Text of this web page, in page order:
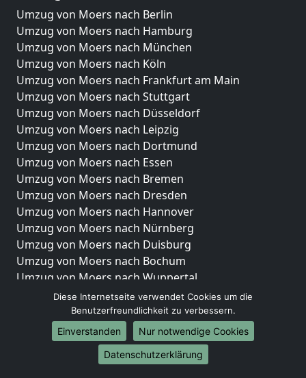
Umzug von Moers nach Berlin
Umzug von Moers nach Hamburg
Umzug von Moers nach München
Umzug von Moers nach Köln
Umzug von Moers nach Frankfurt am Main
Umzug von Moers nach Stuttgart
Umzug von Moers nach Düsseldorf
Umzug von Moers nach Leipzig
Umzug von Moers nach Dortmund
Umzug von Moers nach Essen
Umzug von Moers nach Bremen
Umzug von Moers nach Dresden
Umzug von Moers nach Hannover
Umzug von Moers nach Nürnberg
Umzug von Moers nach Duisburg
Umzug von Moers nach Bochum
Umzug von Moers nach Wuppertal
Umzug von Moers nach Bielefeld
Umzug von Moers nach Bonn
Umzug von Moers nach Münster
Internationale-Umzüge
Diese Internetseite verwendet Cookies um die
Benutzerfreundlichkeit zu verbessern.
Einverstanden
Nur notwendige Cookies
Datenschutzerklärung